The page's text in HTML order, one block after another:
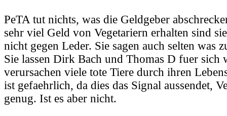
PeTA tut nichts, was die Geldgeber
sehr viel Geld von Vegetariern erhalten sind
nicht gegen Leder. Sie sagen auch selten was
Sie lassen Dirk Bach und Thomas D fuer sich
verursachen viele tote Tiere durch ihren
ist gefaehrlich, da dies das Signal aussendet,
genug. Ist es aber nicht.